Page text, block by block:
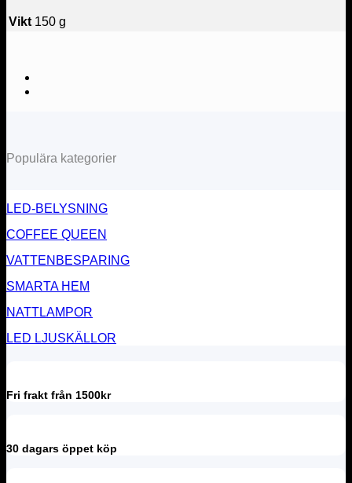
Vikt 150 g
Populära kategorier
LED-BELYSNING
COFFEE QUEEN
VATTENBESPARING
SMARTA HEM
NATTLAMPOR
LED LJUSKÄLLOR
Fri frakt från 1500kr
30 dagars öppet köp